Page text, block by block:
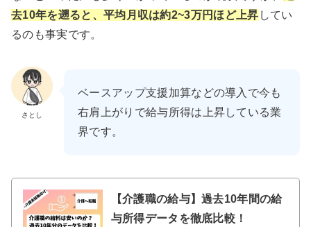
去10年を遡ると、平均月収は約2~3万円ほど上昇 してい
るのも事実です。
さとし
ベースアップ支援加算などの導入で今も
右肩上がりで給与所得は上昇している業
界です。
【介護職の給与】過去10年間の給
与所得データを徹底比較！